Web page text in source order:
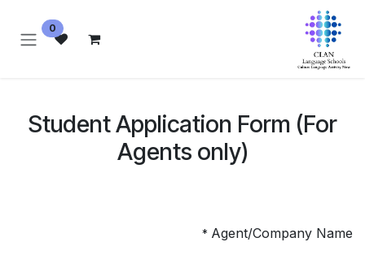
تخطي للذهاب إلى المحتوى
0
Student Application Form (For
Agents only)
Agent/Company Name
*